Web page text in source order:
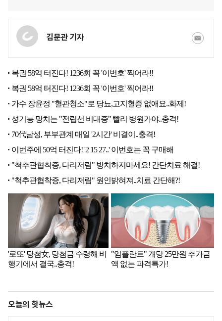
김문관 기자
오늘의 핫뉴스